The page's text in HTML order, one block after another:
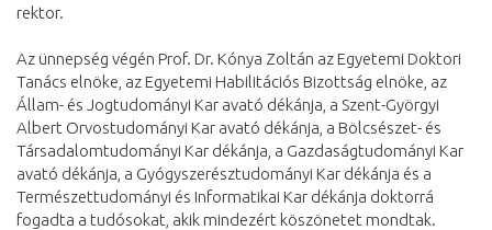
rektor.
Az ünnepség végén Prof. Dr. Kónya Zoltán az Egyetemi Doktori
Tanács elnöke, az Egyetemi Habilitációs Bizottság elnöke, az
Állam- és Jogtudományi Kar avató dékánja, a Szent-Györgyi
Albert Orvostudományi Kar avató dékánja, a Bölcsészet- és
Társadalomtudományi Kar dékánja, a Gazdaságtudományi Kar
avató dékánja, a Gyógyszerésztudományi Kar dékánja és a
Természettudományi és Informatikai Kar dékánja doktorrá
fogadta a tudósokat, akik mindezért köszönetet mondtak.